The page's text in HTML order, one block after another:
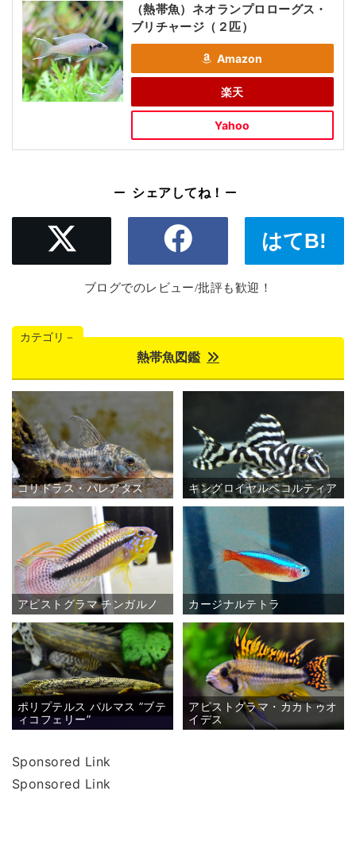
（熱帯魚）ネオランプロローグス・
ブリチャージ（２匹）
Amazon
楽天
Yahoo
シェアしてね！
はてB!
ブログでのレビュー/批評も歓迎！
カテゴリ－
熱帯魚図鑑
コリドラス・パレアタス キングロイヤルペコルティア
アピストグラマ チンガルノ カージナルテトラ
ポリプテルス パルマス ”ブテ
ィコフェリー”
アピストグラマ・カカトゥオ
イデス
Sponsored Link
Sponsored Link